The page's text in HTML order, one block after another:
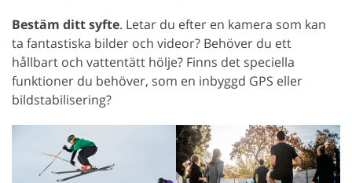
Bestäm ditt syfte. Letar du efter en kamera som kan
ta fantastiska bilder och videor? Behöver du ett
hållbart och vattentätt hölje? Finns det speciella
funktioner du behöver, som en inbyggd GPS eller
bildstabilisering?